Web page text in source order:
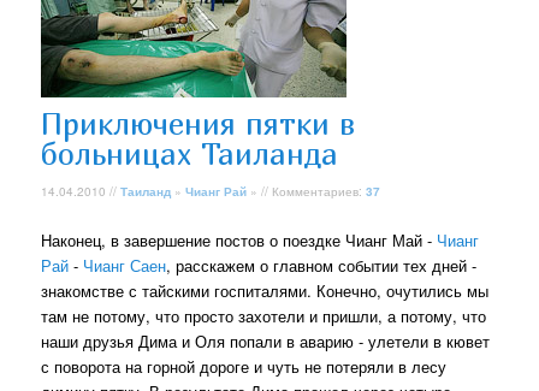
Приключения пятки в
больницах Таиланда
14.04.2010 //Таиланд »Чианг Рай » // Комментариев:37
Наконец, в завершение постов о поездке Чианг Май - Чианг
Рай - Чианг Саен, расскажем о главном событии тех дней -
знакомстве с тайскими госпиталями. Конечно, очутились мы
там не потому, что просто захотели и пришли, а потому, что
наши друзья Дима и Оля попали в аварию - улетели в кювет
с поворота на горной дороге и чуть не потеряли в лесу